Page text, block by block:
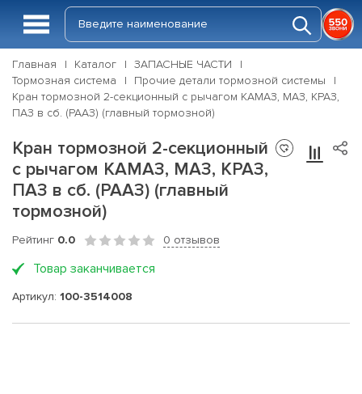
Главная Каталог
ЗАПАСНЫЕ ЧАСТИ
Тормозная система
Прочие детали тормозной системы
Кран тормозной 2-секционный с рычагом КАМАЗ, МАЗ, КРАЗ,
ПАЗ в сб. (РААЗ) (главный тормозной)
Кран тормозной 2-секционный
с рычагом КАМАЗ, МАЗ, КРАЗ,
ПАЗ в сб. (РААЗ) (главный
тормозной)
Рейтинг 0.0 0 отзывов
Товар заканчивается
Артикул: 100-3514008